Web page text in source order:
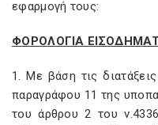
εφαρμογή τους:
ΦΟΡΟΛΟΓΙΑ
1. Με βάση τις
παραγράφου 11 της
του άρθρου 2 του